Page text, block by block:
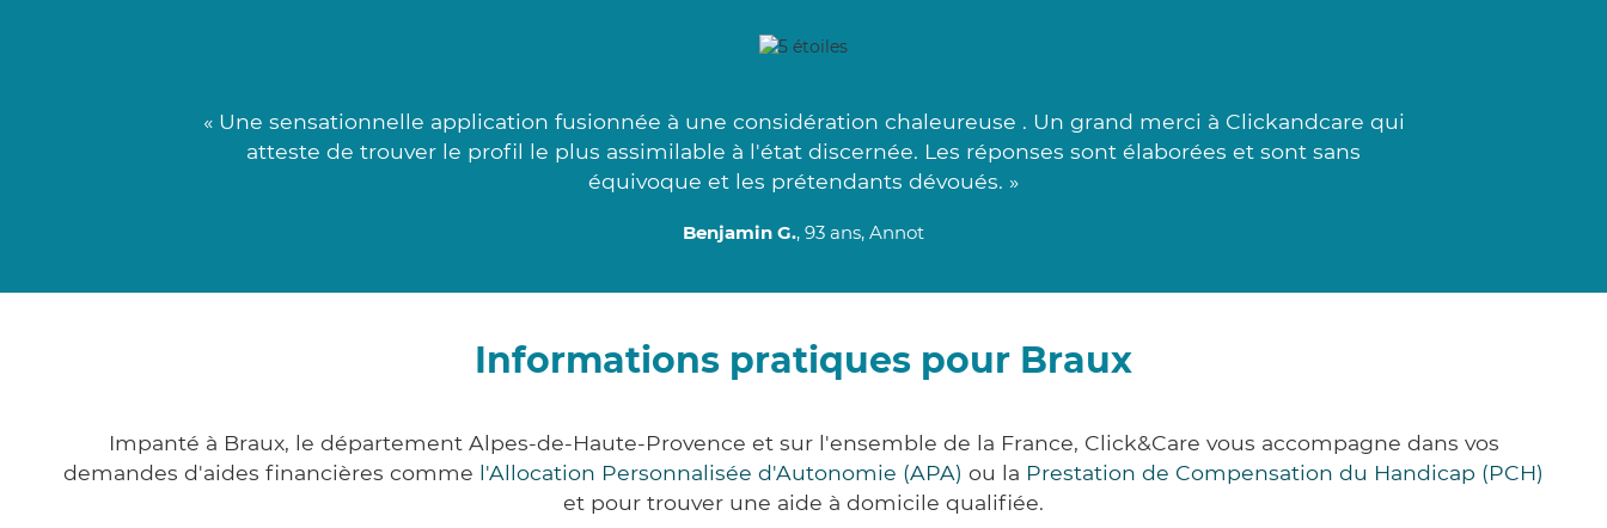
« Une sensationnelle application fusionnée à une considération chaleureuse . Un grand merci à Clickandcare qui
atteste de trouver le profil le plus assimilable à l'état discernée. Les réponses sont élaborées et sont sans
équivoque et les prétendants dévoués. »
Benjamin G., 93 ans, Annot
Informations pratiques pour Braux
Impanté à Braux, le département Alpes-de-Haute-Provence et sur l'ensemble de la France, Click&Care vous accompagne dans vos
demandes d'aides financières comme l'Allocation Personnalisée d'Autonomie (APA) ou la Prestation de Compensation du Handicap (PCH)
et pour trouver une aide à domicile qualifiée.